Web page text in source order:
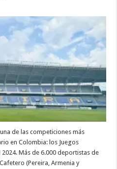
de las competiciones más
en Colombia: los Juegos
Más de 6.000 deportistas de
(Pereira, Armenia y